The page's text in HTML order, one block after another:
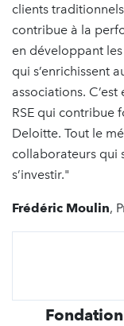
clients
contribue à la
en développant
qui s’enrichissent
associations.
RSE qui contribue
Deloitte. Tout le
collaborateurs qui
s’investir."
Frédéric Moulin,